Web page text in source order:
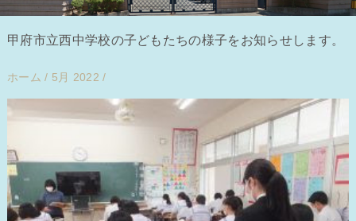
甲府市立西中学校の子どもたちの様子をお知らせします。
ホーム / 5月 2022 /